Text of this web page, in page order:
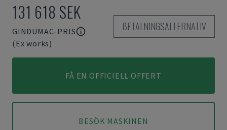
131 618 SEK
GINDUMAC-PRIS
(Ex works)
BETALNINGSALTERNATIV
FÅ EN OFFICIELL OFFERT
BESÖK MASKINEN